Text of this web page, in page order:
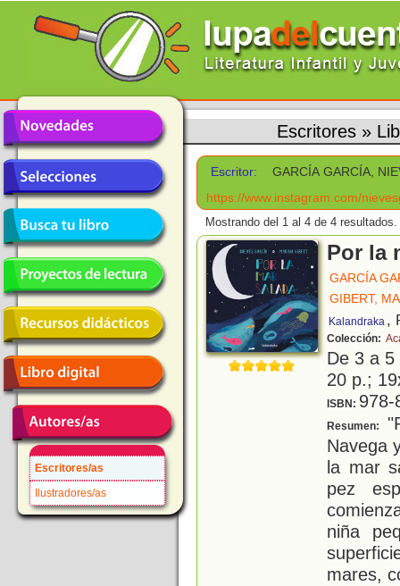
Escritores/as
Ilustradores/as
Escritores »
Escritor:
GARCÍA GARCÍA,
https://www.instagram.com/
Mostrando del 1 al 4 de 4 resultados.
Por la
GARCÍA
GIBERT,
Kalandraka ,
Colección:
De 3 a
20 p.;
ISBN: 978-
Resumen:
Navega
la mar
pez
niña
mares,